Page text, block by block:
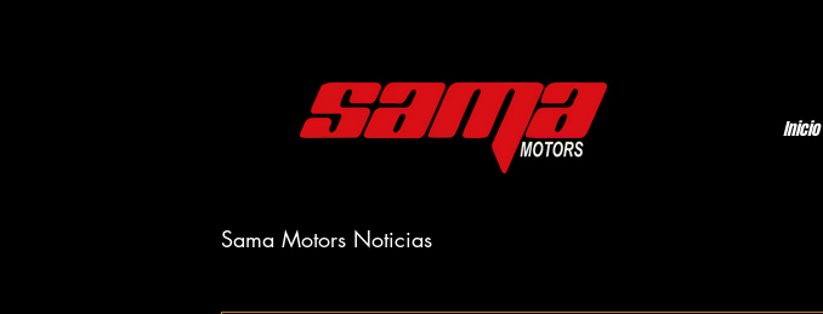
Inicio
Sama Motors Noticias